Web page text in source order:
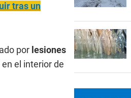
tras un
por lesiones
el interior de